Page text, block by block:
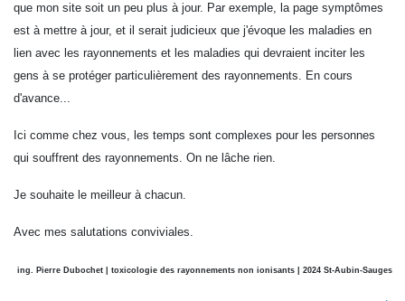
que mon site soit un peu plus à jour. Par exemple, la page symptômes
est à mettre à jour, et il serait judicieux que j'évoque les maladies en
lien avec les rayonnements et les maladies qui devraient inciter les
gens à se protéger particulièrement des rayonnements. En cours
d'avance...
Ici comme chez vous, les temps sont complexes pour les personnes
qui souffrent des rayonnements. On ne lâche rien.
Je souhaite le meilleur à chacun.
Avec mes salutations conviviales.
ing. Pierre Dubochet | toxicologie des rayonnements non ionisants | 2024 St-Aubin-Sauges